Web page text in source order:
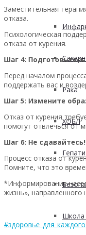
Рака
ХОБЛ
Заместительная
отказа.
Психологическая
отказа от курения.
Шаг 4:
Перед началом
поддержать вас и
Шаг 5: Измените
Отказ от курения
помогут отвлечься от
Шаг 6: Не сдавайтесь!
Процесс отказа от
Помните, что это
*Информирование
жизнь», направленного
#здоровье_для_каждого